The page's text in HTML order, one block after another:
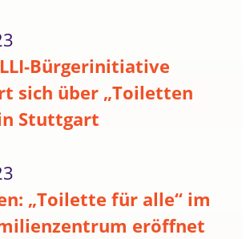
Bürgerinitiative
sich über „Toiletten
Stuttgart
„Toilette für alle“ im
eröffnet